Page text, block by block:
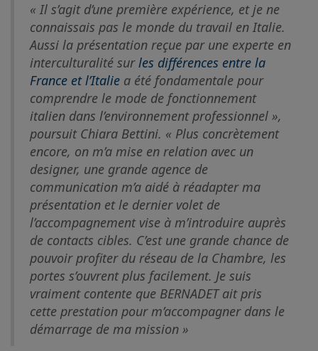
« Il s’agit d’une première expérience, et je ne
connaissais pas le monde du travail en Italie.
Aussi la présentation reçue par une experte en
interculturalité surles différences entre la
France et l’Italie a été fondamentale pour
comprendre le mode de fonctionnement
italien dans l’environnement professionnel »,
poursuit Chiara Bettini. « Plus concrètement
encore, on m’a mise en relation avec un
designer, une grande agence de
communication m’a aidé à réadapter ma
présentation et le dernier volet de
l’accompagnement vise à m’introduire auprès
de contacts cibles. C’est une grande chance de
pouvoir profiter du réseau de la Chambre, les
portes s’ouvrent plus facilement. Je suis
vraiment contente que BERNADET ait pris
cette prestation pour m’accompagner dans le
démarrage de ma mission »